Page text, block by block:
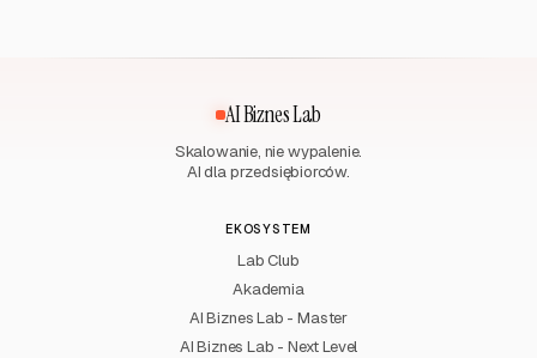
AI Biznes Lab
Skalowanie, nie wypalenie.
AI dla przedsiębiorców.
EKOSYSTEM
Lab Club
Akademia
AI Biznes Lab - Master
AI Biznes Lab - Next Level